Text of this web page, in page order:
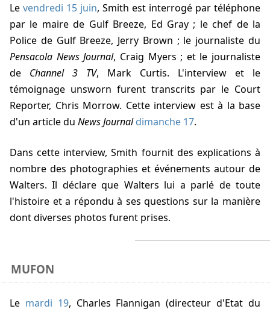
Le vendredi 15 juin, Smith est interrogé par téléphone
par le maire de Gulf Breeze, Ed Gray ; le chef de la
Police de Gulf Breeze, Jerry Brown ; le journaliste du
Pensacola News Journal, Craig Myers ; et le journaliste
de Channel 3 TV, Mark Curtis. L'interview et le
témoignage unsworn furent transcrits par le Court
Reporter, Chris Morrow. Cette interview est à la base
d'un article du News Journal dimanche 17.
Dans cette interview, Smith fournit des explications à
nombre des photographies et événements autour de
Walters. Il déclare que Walters lui a parlé de toute
l'histoire et a répondu à ses questions sur la manière
dont diverses photos furent prises.
MUFON
Le mardi 19, Charles Flannigan (directeur d'Etat du